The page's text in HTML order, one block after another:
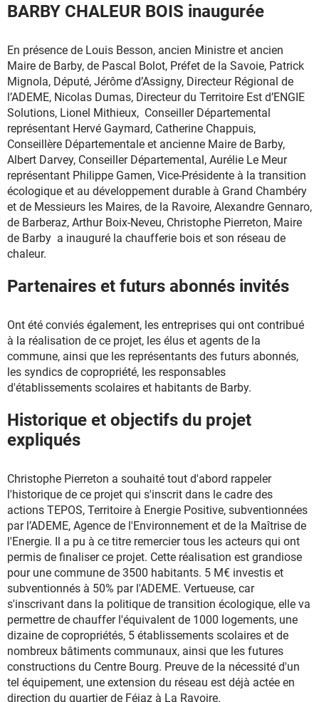
BARBY CHALEUR BOIS inaugurée
En présence de Louis Besson, ancien Ministre et ancien
Maire de Barby, de Pascal Bolot, Préfet de la Savoie, Patrick
Mignola, Député, Jérôme d’Assigny, Directeur Régional de
l’ADEME, Nicolas Dumas, Directeur du Territoire Est d’ENGIE
Solutions, Lionel Mithieux, Conseiller Départemental
représentant Hervé Gaymard, Catherine Chappuis,
Conseillère Départementale et ancienne Maire de Barby,
Albert Darvey, Conseiller Départemental, Aurélie Le Meur
représentant Philippe Gamen, Vice-Présidente à la transition
écologique et au développement durable à Grand Chambéry
et de Messieurs les Maires, de la Ravoire, Alexandre Gennaro,
de Barberaz, Arthur Boix-Neveu, Christophe Pierreton, Maire
de Barby a inauguré la chaufferie bois et son réseau de
chaleur.
Partenaires et futurs abonnés invités
Ont été conviés également, les entreprises qui ont contribué
à la réalisation de ce projet, les élus et agents de la
commune, ainsi que les représentants des futurs abonnés,
les syndics de copropriété, les responsables
d'établissements scolaires et habitants de Barby.
Historique et objectifs du projet
expliqués
Christophe Pierreton a souhaité tout d'abord rappeler
l'historique de ce projet qui s'inscrit dans le cadre des
actions TEPOS, Territoire à Energie Positive, subventionnées
par l’ADEME, Agence de l'Environnement et de la Maîtrise de
l'Energie. Il a pu à ce titre remercier tous les acteurs qui ont
permis de finaliser ce projet. Cette réalisation est grandiose
pour une commune de 3500 habitants. 5 M€ investis et
subventionnés à 50% par l'ADEME. Vertueuse, car
s'inscrivant dans la politique de transition écologique, elle va
permettre de chauffer l'équivalent de 1000 logements, une
dizaine de copropriétés, 5 établissements scolaires et de
nombreux bâtiments communaux, ainsi que les futures
constructions du Centre Bourg. Preuve de la nécessité d'un
tel équipement, une extension du réseau est déjà actée en
direction du quartier de Féjaz à La Ravoire.